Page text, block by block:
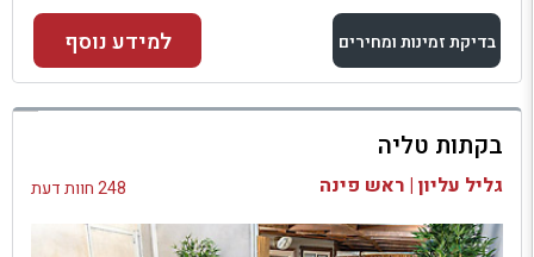
בדיקת זמינות ומחירים
למתחם זה
בדיקת זמינות ומחירים
למידע נוסף
בקתות טליה
גליל עליון | ראש פינה 248 חוות דעת